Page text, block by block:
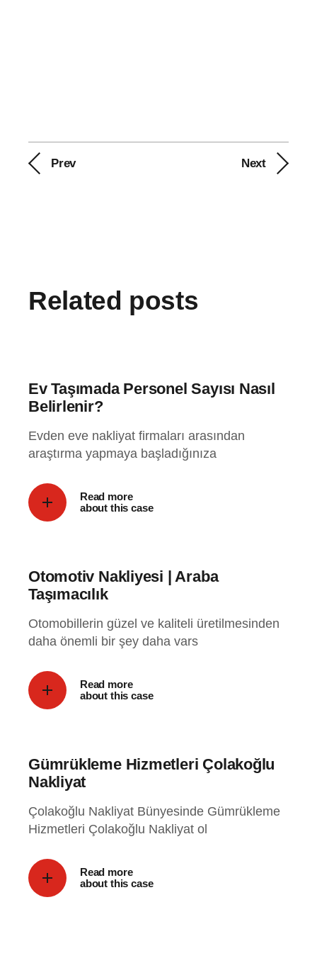
Prev Next
Related posts
Ev Taşımada Personel Sayısı Nasıl
Belirlenir?
Evden eve nakliyat firmaları arasından
araştırma yapmaya başladığınıza
Read more
about this case
Otomotiv Nakliyesi | Araba
Taşımacılık
Otomobillerin güzel ve kaliteli üretilmesinden
daha önemli bir şey daha vars
Read more
about this case
Gümrükleme Hizmetleri Çolakoğlu
Nakliyat
Çolakoğlu Nakliyat Bünyesinde Gümrükleme
Hizmetleri Çolakoğlu Nakliyat ol
Read more
about this case